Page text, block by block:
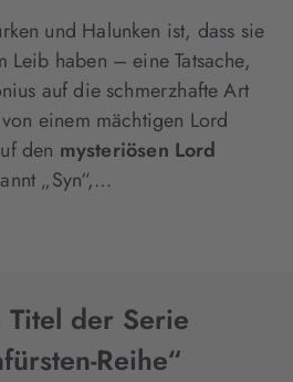
und Halunken ist, dass sie
Leib haben – eine Tatsache,
auf die schmerzhafte Art
einem mächtigen Lord
den mysteriösen Lord
„Syn“,…
der Serie
Reihe“